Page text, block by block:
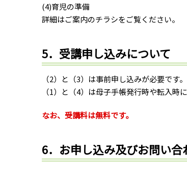
(4)育児の準備
詳細はご案内のチラシをご覧ください。
5．受講申し込みについて
（2）と（3）は事前申し込みが必要です
（1）と（4）は母子手帳発行時や転入時
なお、受講料は無料です。
6．お申し込み及びお問い合